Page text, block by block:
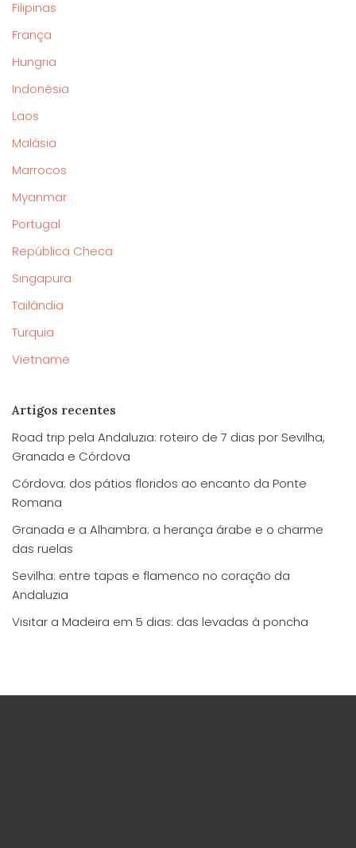
Filipinas
França
Hungria
Indonésia
Laos
Malásia
Marrocos
Myanmar
Portugal
República Checa
Singapura
Tailândia
Turquia
Vietname
Artigos recentes
Road trip pela Andaluzia: roteiro de 7 dias por Sevilha,
Granada e Córdova
Córdova: dos pátios floridos ao encanto da Ponte
Romana
Granada e a Alhambra: a herança árabe e o charme
das ruelas
Sevilha: entre tapas e flamenco no coração da
Andaluzia
Visitar a Madeira em 5 dias: das levadas à poncha